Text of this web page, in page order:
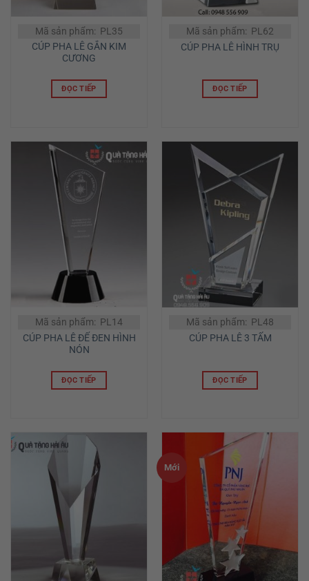
Mã sản phẩm: PL35
CÚP PHA LÊ GẮN KIM
CƯƠNG
ĐỌC TIẾP
Mã sản phẩm: PL62
CÚP PHA LÊ HÌNH TRỤ
ĐỌC TIẾP
Mã sản phẩm: PL14
CÚP PHA LÊ ĐẾ ĐEN HÌNH
NÓN
ĐỌC TIẾP
Mã sản phẩm: PL48
CÚP PHA LÊ 3 TẤM
ĐỌC TIẾP
Mới